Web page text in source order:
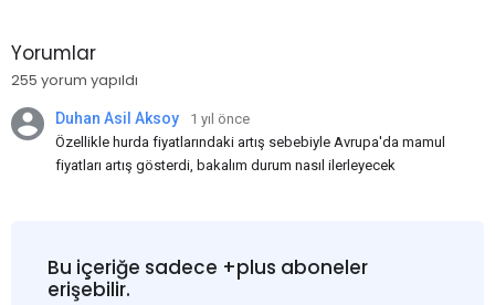
Yorumlar
255 yorum yapıldı
Duhan Asil Aksoy
1 yıl önce
Özellikle hurda fiyatlarındaki artış sebebiyle Avrupa'da mamul
fiyatları artış gösterdi, bakalım durum nasıl ilerleyecek
Bu içeriğe sadece +plus aboneler
erişebilir.